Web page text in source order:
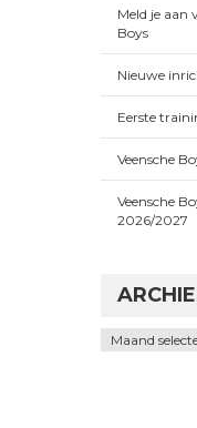
Meld je aan
Boys
Nieuwe
Eerste
Veensche
Veensche
2026/2027
Archief